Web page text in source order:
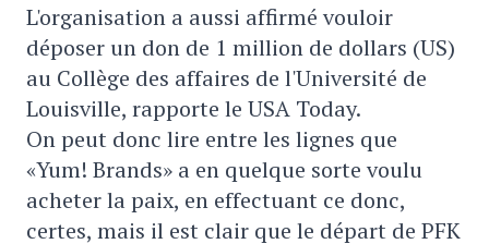
L'organisation a aussi affirmé vouloir
déposer un don de 1 million de dollars (US)
au Collège des affaires de l'Université de
Louisville, rapporte le USA Today.
On peut donc lire entre les lignes que
«Yum! Brands» a en quelque sorte voulu
acheter la paix, en effectuant ce donc,
certes, mais il est clair que le départ de PFK